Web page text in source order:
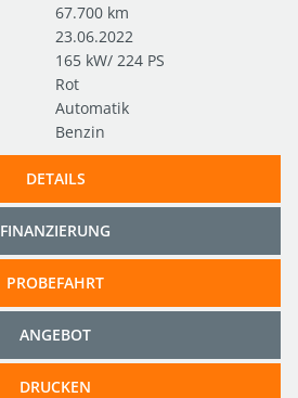
67.700 km
23.06.2022
165 kW/ 224 PS
Rot
Automatik
Benzin
DETAILS
FINANZIERUNG
PROBEFAHRT
ANGEBOT
DRUCKEN